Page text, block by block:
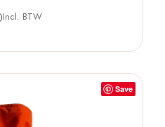
Incl. BTW
Save